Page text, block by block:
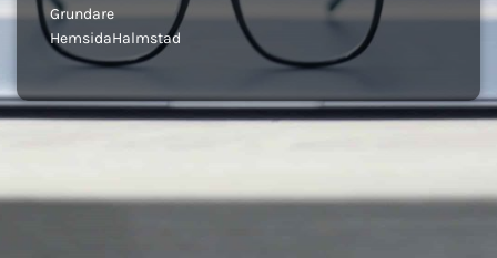
Grundare
HemsidaHalmstad